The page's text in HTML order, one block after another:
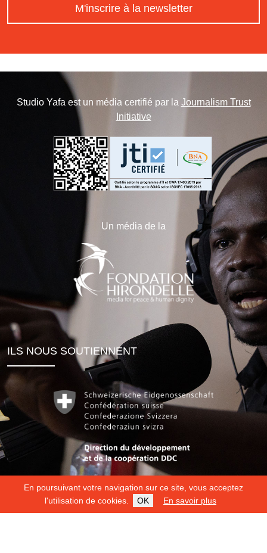
En poursuivant votre navigation sur ce site, vous acceptez
l'utilisation de cookies.
OK En savoir plus
M'inscrire à la newsletter
Studio Yafa est un média certifié par la Journalism Trust
Initiative
Un média de la
ILS NOUS SOUTIENNENT